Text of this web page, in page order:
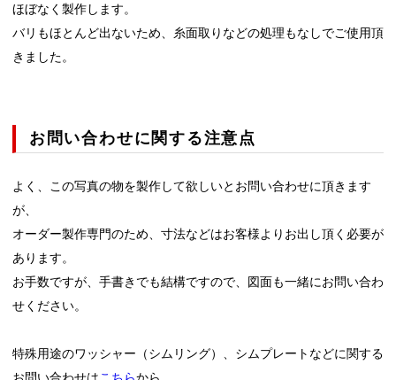
ほぼなく製作します。
バリもほとんど出ないため、糸面取りなどの処理もなしでご使用頂
きました。
お問い合わせに関する注意点
よく、この写真の物を製作して欲しいとお問い合わせに頂きます
が、
オーダー製作専門のため、寸法などはお客様よりお出し頂く必要が
あります。
お手数ですが、手書きでも結構ですので、図面も一緒にお問い合わ
せください。
特殊用途のワッシャー（シムリング）、シムプレートなどに関する